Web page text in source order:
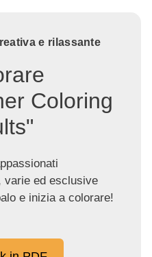
e rilassante
Coloring
varie ed esclusive
e inizia a colorare!